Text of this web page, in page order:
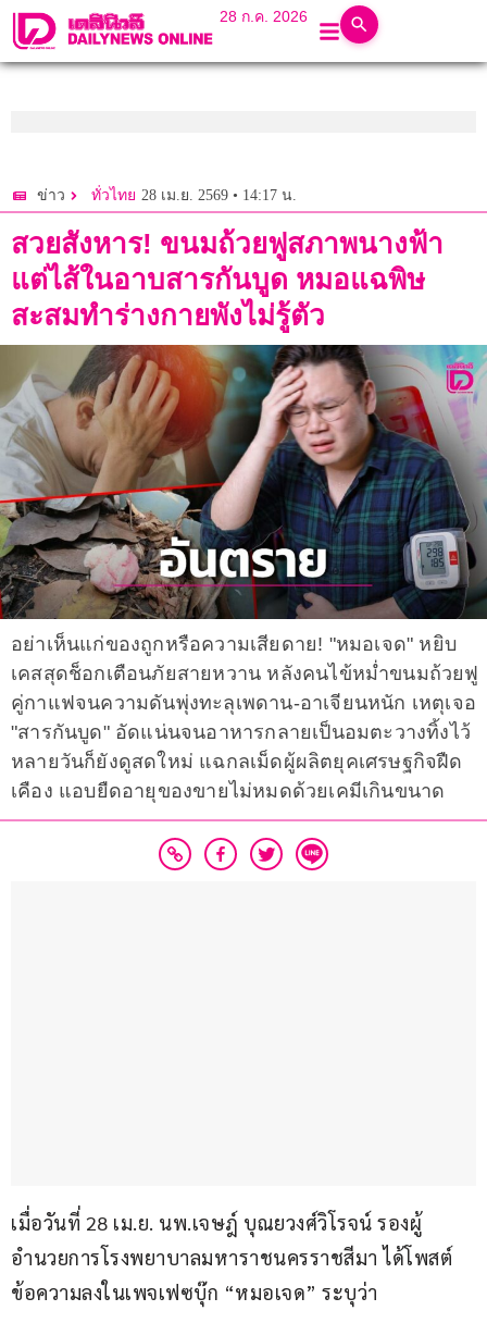
28 ก.ค. 2026
ข่าว ทั่วไทย 28 เม.ย. 2569 • 14:17 น.
สวยสังหาร! ขนมถ้วยฟูสภาพนางฟ้า
แต่ไส้ในอาบสารกันบูด หมอแฉพิษ
สะสมทำร่างกายพังไม่รู้ตัว
อย่าเห็นแก่ของถูกหรือความเสียดาย! "หมอเจด" หยิบ
เคสสุดช็อกเตือนภัยสายหวาน หลังคนไข้หม่ำขนมถ้วยฟู
คู่กาแฟจนความดันพุ่งทะลุเพดาน-อาเจียนหนัก เหตุเจอ
"สารกันบูด" อัดแน่นจนอาหารกลายเป็นอมตะวางทิ้งไว้
หลายวันก็ยังดูสดใหม่ แฉกลเม็ดผู้ผลิตยุคเศรษฐกิจฝืด
เคือง แอบยืดอายุของขายไม่หมดด้วยเคมีเกินขนาด
เมื่อวันที่ 28 เม.ย. นพ.เจษฎ์ บุณยวงศ์วิโรจน์ รองผู้
อำนวยการโรงพยาบาลมหาราชนครราชสีมา ได้โพสต์
ข้อความลงในเพจเฟซบุ๊ก “หมอเจด” ระบุว่า